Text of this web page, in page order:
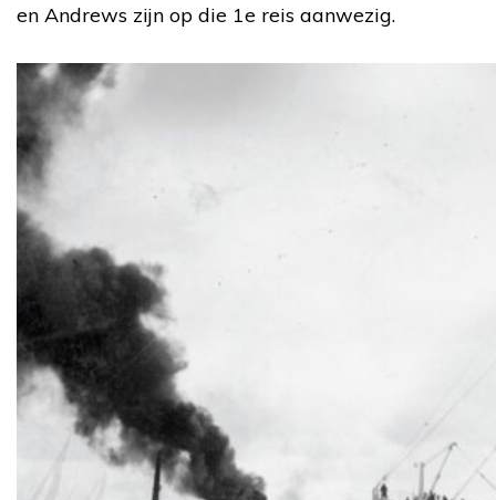
en Andrews zijn op die 1e reis aanwezig.